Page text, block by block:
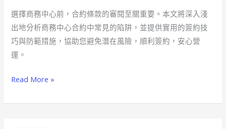
選擇商務中心前，合約條款的審閱至關重要。本文將深入淺
出地分析商務中心合約中常見的陷阱，並提供實用的簽約技
巧與防範措施，協助您避免潛在風險，順利簽約，安心營
運。
心
前
必
讀
約
Read More »